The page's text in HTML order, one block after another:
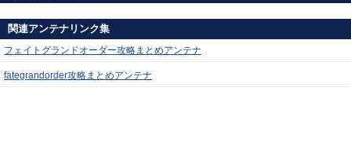
関連アンテナリンク集
フェイトグランドオーダー攻略まとめアンテナ
fategrandorder攻略まとめアンテナ